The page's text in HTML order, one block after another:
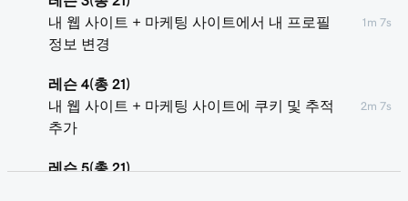
내 웹 사이트 + 마케팅 사이트에서 내 프로필
정보 변경
1m 7s
레슨 4(총 21)
내 웹 사이트 + 마케팅 사이트에 쿠키 및 추적
추가
2m 7s
레슨 5(총 21)